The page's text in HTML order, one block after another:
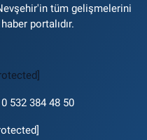
tüm gelişmelerini
portalıdır.
532 384 48 50